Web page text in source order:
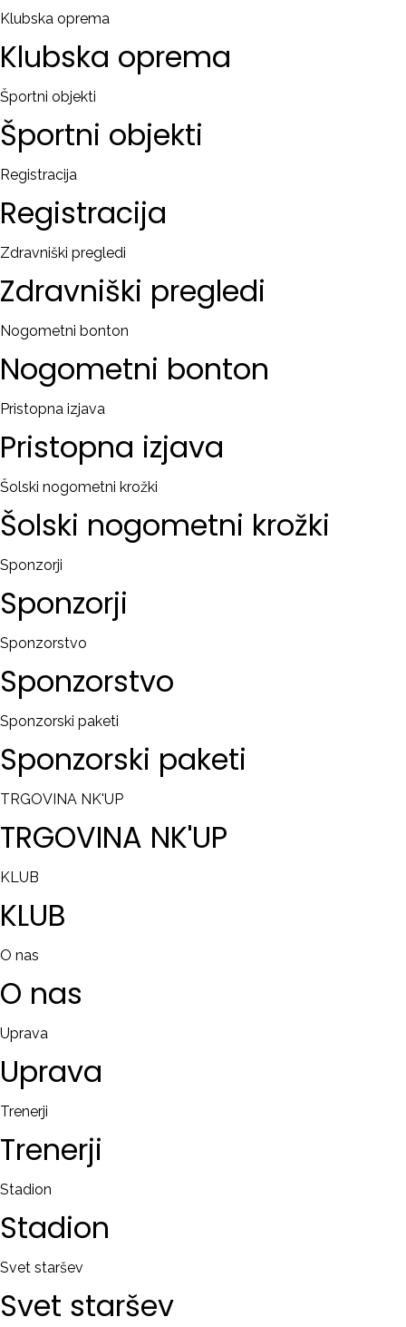
Klubska oprema
Klubska oprema
Športni objekti
Športni objekti
Registracija
Registracija
Zdravniški pregledi
Zdravniški pregledi
Nogometni bonton
Nogometni bonton
Pristopna izjava
Pristopna izjava
Šolski nogometni krožki
Šolski nogometni krožki
Sponzorji
Sponzorji
Sponzorstvo
Sponzorstvo
Sponzorski paketi
Sponzorski paketi
TRGOVINA NK'UP
TRGOVINA NK'UP
KLUB
KLUB
O nas
O nas
Uprava
Uprava
Trenerji
Trenerji
Stadion
Stadion
Svet staršev
Svet staršev